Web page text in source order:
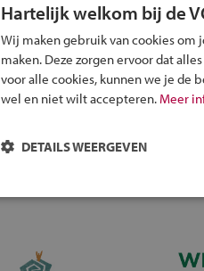
Hartelijk welkom bij de
Wij maken gebruik van cookies om
maken. Deze zorgen ervoor dat
voor alle cookies, kunnen we je de
wel en niet wilt accepteren. Meer
DETAILS WEERGEVEN